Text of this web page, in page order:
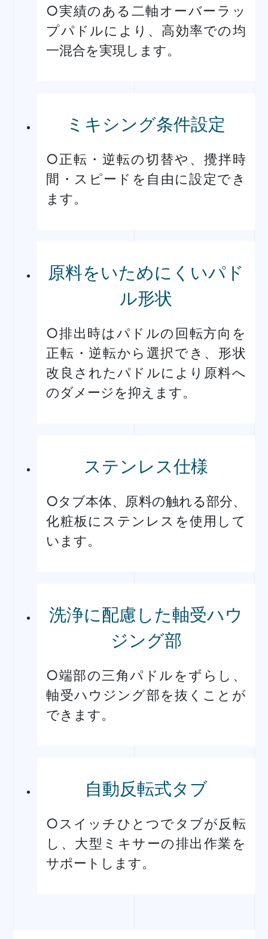
○実績のある二軸オーバーラッ
プパドルにより、高効率での均
一混合を実現します。
ミキシング条件設定
○正転・逆転の切替や、攪拌時
間・スピードを自由に設定でき
ます。
原料をいためにくいパド
ル形状
○排出時はパドルの回転方向を
正転・逆転から選択でき、形状
改良されたパドルにより原料へ
のダメージを抑えます。
ステンレス仕様
○タブ本体、原料の触れる部分、
化粧板にステンレスを使用して
います。
洗浄に配慮した軸受ハウ
ジング部
○端部の三角パドルをずらし、
軸受ハウジング部を抜くことが
できます。
自動反転式タブ
○スイッチひとつでタブが反転
し、大型ミキサーの排出作業を
サポートします。